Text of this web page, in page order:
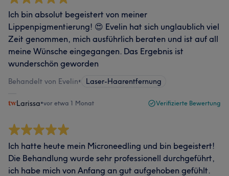
Ich bin absolut begeistert von meiner
Lippenpigmentierung! 😍 Evelin hat sich unglaublich viel
Zeit genommen, mich ausführlich beraten und ist auf all
meine Wünsche eingegangen. Das Ergebnis ist
wunderschön geworden
Behandelt von Evelin• Laser-Haarentfernung
Larissa•vor etwa 1 Monat Verifizierte Bewertung
Ich hatte heute mein Microneedling und bin begeistert!
Die Behandlung wurde sehr professionell durchgeführt,
ich habe mich von Anfang an gut aufgehoben gefühlt.